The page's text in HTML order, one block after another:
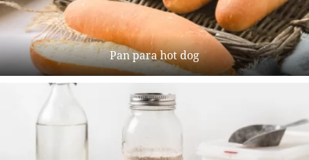
Pan para hot dog